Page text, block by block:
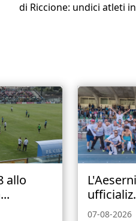
di Riccione: undici atleti
allo
07-08-2026